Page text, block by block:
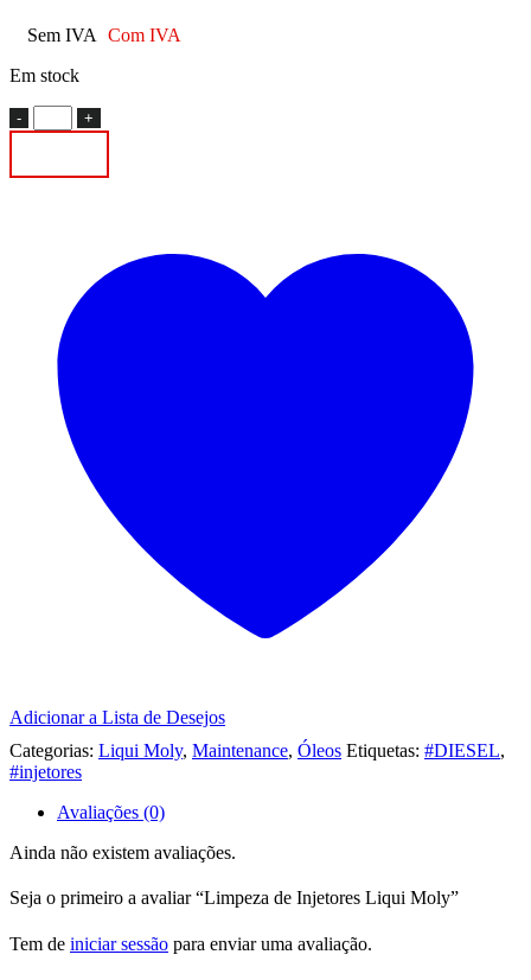
Sem IVA
Com IVA
Em stock
Quantidade
de
de
Adicionar a Lista de Desejos
Categorias: Liqui Moly, Maintenance, Óleos Etiquetas: #DIESEL,
#injetores
Avaliações (0)
Ainda não existem avaliações.
Seja o primeiro a avaliar “Limpeza de Injetores Liqui Moly”
Tem de iniciar sessão para enviar uma avaliação.